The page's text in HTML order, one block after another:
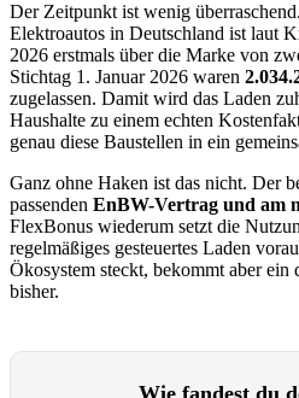
Der Zeitpunkt ist wenig
Elektroautos in Deutschland ist laut
2026 erstmals über die Marke von
Stichtag 1. Januar 2026 waren
zugelassen. Damit wird das Laden
Haushalte zu einem echten
genau diese Baustellen in ein
Ganz ohne Haken ist das nicht. Der
passenden EnBW-Vertrag und am
FlexBonus wiederum setzt die
regelmäßiges gesteuertes Laden
Ökosystem steckt, bekommt aber ein
bisher.